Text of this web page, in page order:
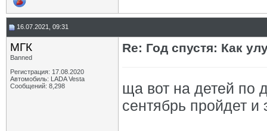
16.07.2021, 09:31
МГК
Banned
Регистрация: 17.08.2020
Автомобиль: LADA Vesta
Сообщений: 8,298
Re: Год спустя: Как
ща вот на детей по
сентябрь пройдет